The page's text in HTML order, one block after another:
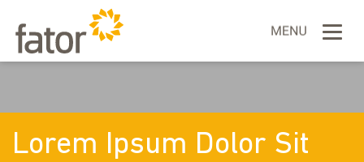
Lorem Ipsum Dolor Sit